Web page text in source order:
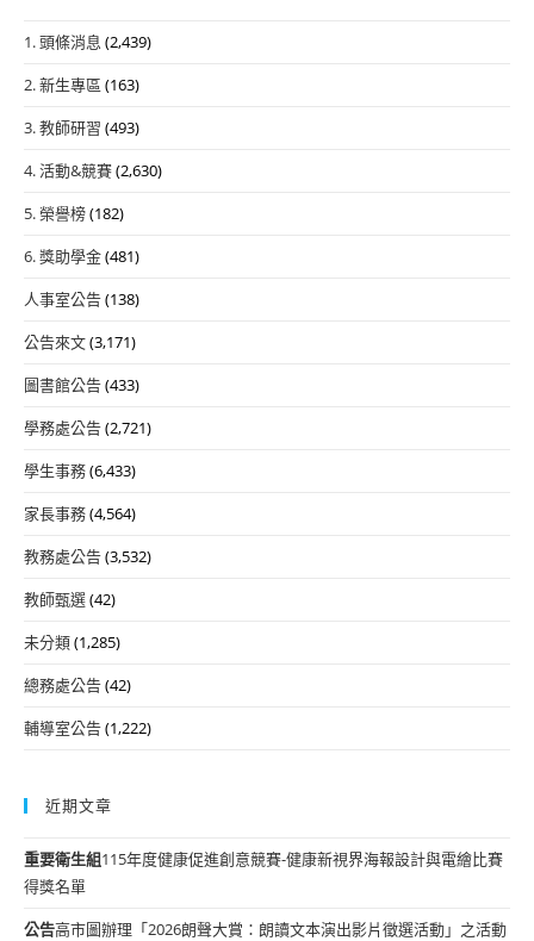
1. 頭條消息 (2,439)
2. 新生專區 (163)
3. 教師研習 (493)
4. 活動&競賽(2,630)
5. 榮譽榜(182)
6. 獎助學金(481)
人事室公告(138)
公告來文(3,171)
圖書館公告(433)
學務處公告(2,721)
學生事務(6,433)
家長事務(4,564)
教務處公告(3,532)
教師甄選(42)
未分類(1,285)
總務處公告(42)
輔導室公告(1,222)
近期文章
重要衛生組115年度健康促進創意競賽-健康新視界海報設計與電繪比賽
得獎名單
公告高市圖辦理「2026朗聲大賞：朗讀文本演出影片徵選活動」之活動